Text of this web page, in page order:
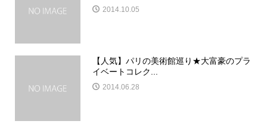
2014.10.05
【人気】パリの美術館巡り★大富豪のプラ
イベートコレク...
2014.06.28